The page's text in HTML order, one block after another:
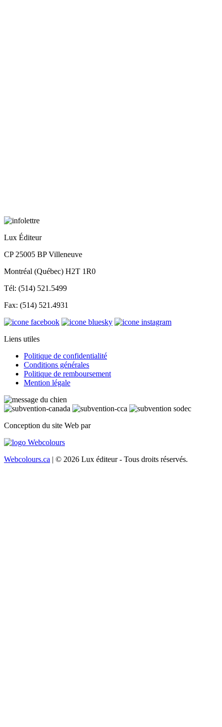
Lux Éditeur
CP 25005 BP Villeneuve
Montréal (Québec) H2T 1R0
Tél: (514) 521.5499
Fax: (514) 521.4931
Liens utiles
Politique de confidentialité
Conditions générales
Politique de remboursement
Mention légale
Conception du site Web par
Webcolours.ca | © 2026 Lux éditeur - Tous droits réservés.